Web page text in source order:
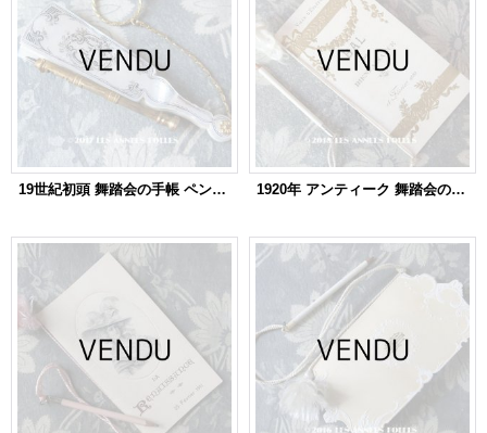
19世紀初頭 舞踏会の手帳 ペンシル付 マザーオブパール製 ファン型 CARNET DE BAL カルネ・ド・バル 1920年 アンティーク 舞踏会の手帳 薔薇とリボンのガーランド ペンシル付 CARNET DE BAL カルネ・ド・バル